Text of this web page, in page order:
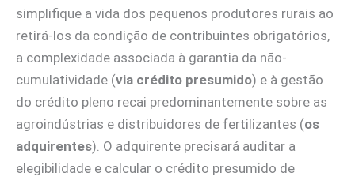
simplifique a vida dos pequenos produtores rurais ao
retirá-los da condição de contribuintes obrigatórios,
a complexidade associada à garantia da não-
cumulatividade (via crédito presumido) e à gestão
do crédito pleno recai predominantemente sobre as
agroindústrias e distribuidores de fertilizantes (os
adquirentes). O adquirente precisará auditar a
elegibilidade e calcular o crédito presumido de